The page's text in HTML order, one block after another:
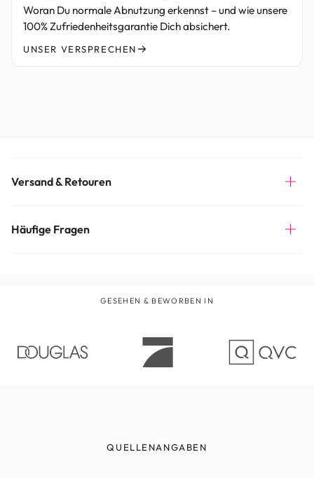
Woran Du normale Abnutzung erkennst – und wie unsere
100% Zufriedenheitsgarantie Dich absichert.
UNSER VERSPRECHEN
Versand & Retouren
Häufige Fragen
GESEHEN & BEWORBEN IN
QUELLENANGABEN